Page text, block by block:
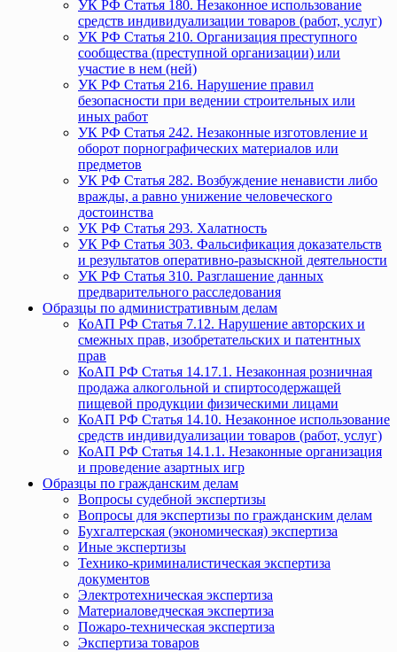
УК РФ Статья 180. Незаконное использование
средств индивидуализации товаров (работ, услуг)
УК РФ Статья 210. Организация преступного
сообщества (преступной организации) или
участие в нем (ней)
УК РФ Статья 216. Нарушение правил
безопасности при ведении строительных или
иных работ
УК РФ Статья 242. Незаконные изготовление и
оборот порнографических материалов или
предметов
УК РФ Статья 282. Возбуждение ненависти либо
вражды, а равно унижение человеческого
достоинства
УК РФ Статья 293. Халатность
УК РФ Статья 303. Фальсификация доказательств
и результатов оперативно-разыскной деятельности
УК РФ Статья 310. Разглашение данных
предварительного расследования
Образцы по административным делам
КоАП РФ Статья 7.12. Нарушение авторских и
смежных прав, изобретательских и патентных
прав
КоАП РФ Статья 14.17.1. Незаконная розничная
продажа алкогольной и спиртосодержащей
пищевой продукции физическими лицами
КоАП РФ Статья 14.10. Незаконное использование
средств индивидуализации товаров (работ, услуг)
КоАП РФ Статья 14.1.1. Незаконные организация
и проведение азартных игр
Образцы по гражданским делам
Вопросы судебной экспертизы
Вопросы для экспертизы по гражданским делам
Бухгалтерская (экономическая) экспертиза
Иные экспертизы
Технико-криминалистическая экспертиза
документов
Электротехническая экспертиза
Материаловедческая экспертиза
Пожаро-техническая экспертиза
Экспертиза товаров